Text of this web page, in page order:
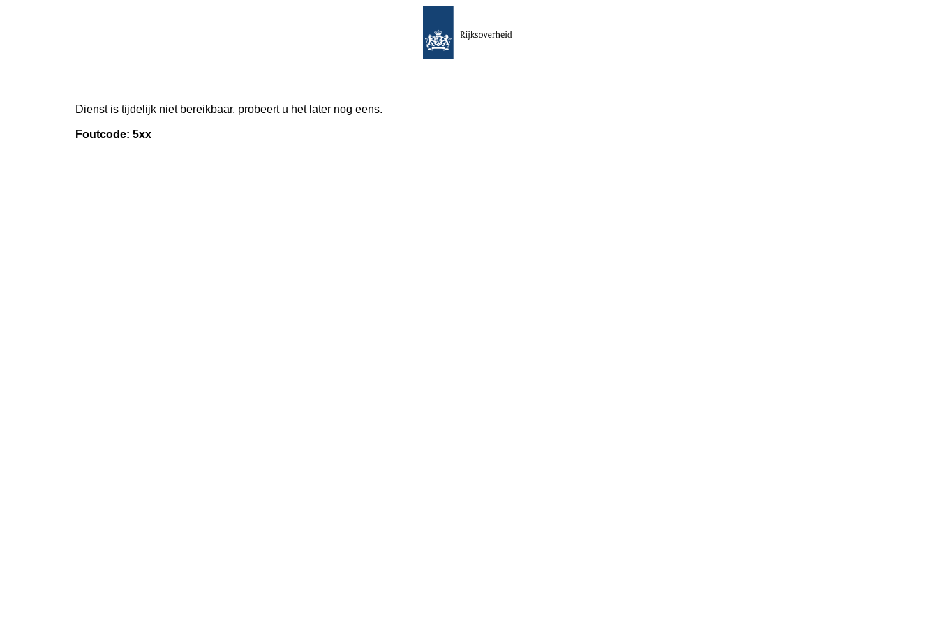
Dienst is tijdelijk niet bereikbaar, probeert u het later nog eens.
Foutcode: 5xx